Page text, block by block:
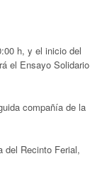
h, y el inicio del
el Ensayo Solidario
compañía de la
del Recinto Ferial,